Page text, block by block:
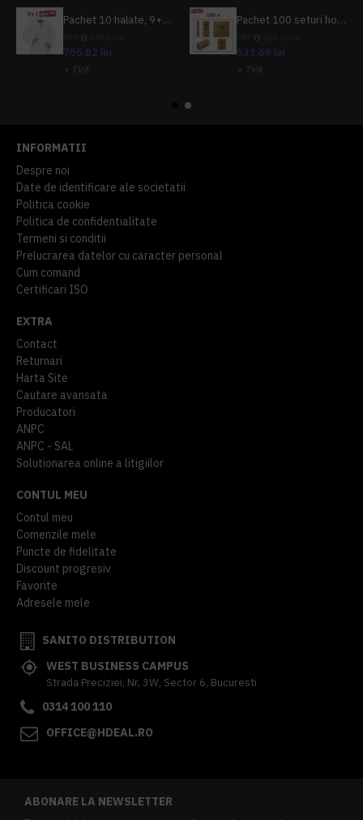
Pachet 10 halate, 9+1 gratuit
755,82 lei
+ TVA
Pachet 100 seturi hoteliere, set dentar, set barbierit, casca de dus, pila unghii, set cusut
533,69 lei
+ TVA
INFORMATII
Despre noi
Date de identificare ale societatii
Politica cookie
Politica de confidentialitate
Termeni si conditii
Prelucrarea datelor cu caracter personal
Cum comand
Certificari ISO
EXTRA
Contact
Returnari
Harta Site
Cautare avansata
Producatori
ANPC
ANPC - SAL
Solutionarea online a litigiilor
CONTUL MEU
Contul meu
Comenzile mele
Puncte de fidelitate
Discount progresiv
Favorite
Adresele mele
SANITO DISTRIBUTION
WEST BUSINESS CAMPUS
Strada Preciziei, Nr, 3W, Sector 6, Bucuresti
0314 100 110
OFFICE@HDEAL.RO
ABONARE LA NEWSLETTER